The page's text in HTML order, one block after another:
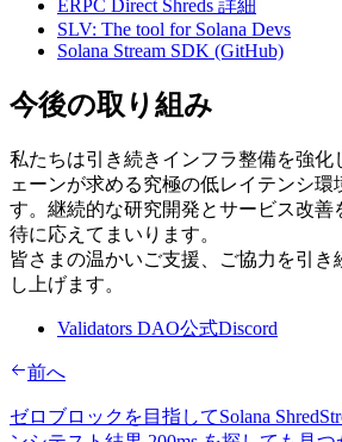
ERPC Direct Shreds 詳細
SLV: The tool for Solana Devs
Solana Stream SDK (GitHub)
今後の取り組み
私たちは引き続きインフラ整備を強化
ェーンが求める究極の低レイテンシ環
す。継続的な研究開発とサービス改善
待に応えてまいります。
皆さまの温かいご支援、ご協力を引き
し上げます。
Validators DAO公式Discord
前へ
ゼロブロックを目指してSolana